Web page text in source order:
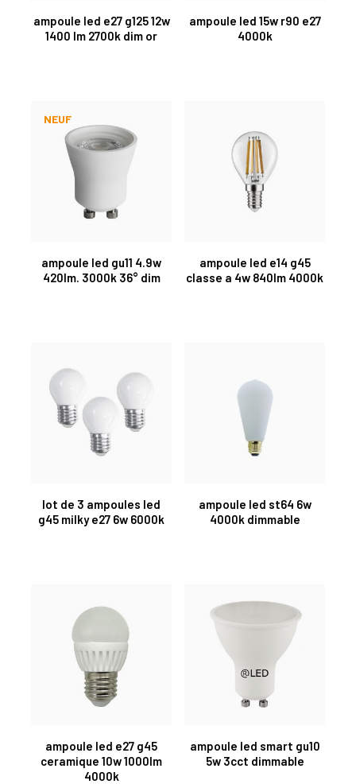
ampoule led e27 g125 12w
1400 lm 2700k dim or
ampoule led 15w r90 e27
4000k
ampoule led gu11 4.9w
420lm. 3000k 36° dim
NEUF
ampoule led e14 g45
classe a 4w 840lm 4000k
lot de 3 ampoules led
g45 milky e27 6w 6000k
ampoule led st64 6w
4000k dimmable
ampoule led e27 g45
ceramique 10w 1000lm
4000k
ampoule led smart gu10
5w 3cct dimmable